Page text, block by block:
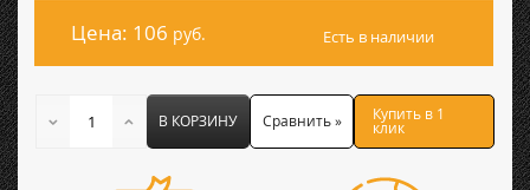
Цена: 106 руб. Есть в наличии
В КОРЗИНУ Сравнить » Купить в 1
клик